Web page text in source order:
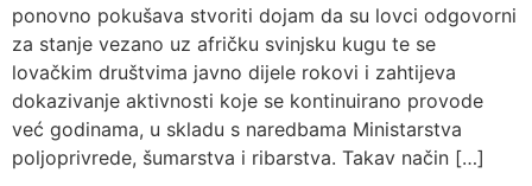
ponovno pokušava stvoriti dojam da su lovci odgovorni
za stanje vezano uz afričku svinjsku kugu te se
lovačkim društvima javno dijele rokovi i zahtijeva
dokazivanje aktivnosti koje se kontinuirano provode
već godinama, u skladu s naredbama Ministarstva
poljoprivrede, šumarstva i ribarstva. Takav način […]